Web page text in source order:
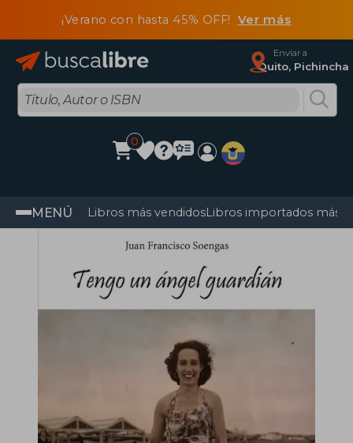
¡Verano con hasta 45% OFF! Ver más
Enviar a
Quito, Pichincha
0
MENÚ Libros más vendidosLibros importados más